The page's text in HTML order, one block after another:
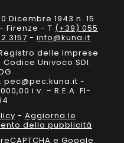
Dicembre 1943 n. 15
Firenze - T (+39) 055
3157 - info@kuna.it
delle Imprese
Codice Univoco SDI:
pec@pec.kuna.it -
i.v. – R.E.A. FI-
- Aggiorna le
della pubblicità
e Google.